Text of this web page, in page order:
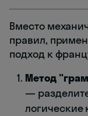
Вместо
правил,
подход к
Метод
—
логические